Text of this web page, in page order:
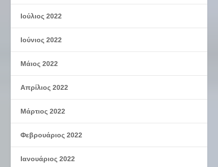
Ιούλιος 2022
Ιούνιος 2022
Μάιος 2022
Απρίλιος 2022
Μάρτιος 2022
Φεβρουάριος 2022
Ιανουάριος 2022